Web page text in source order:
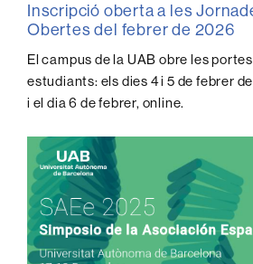
Inscripció oberta a les
Obertes del febrer de 2026
El campus de la UAB obre les
estudiants: els dies 4 i 5 de febrer
i el dia 6 de febrer, online.